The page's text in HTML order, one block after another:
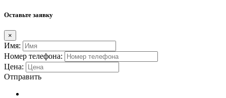
Оставьте заявку
×
Имя:
Номер телефона:
Цена:
Отправить